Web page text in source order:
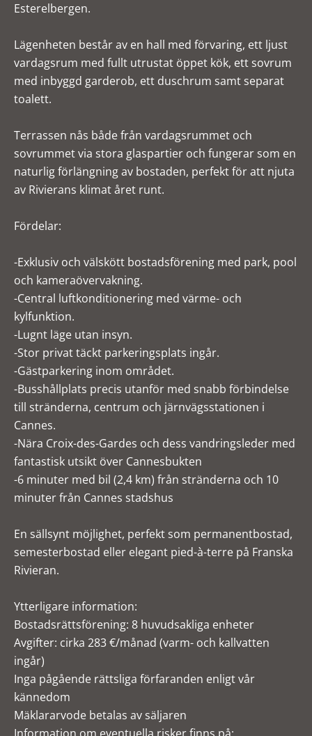
Esterelbergen.
Lägenheten består av en hall med förvaring, ett ljust
vardagsrum med fullt utrustat öppet kök, ett sovrum
med inbyggd garderob, ett duschrum samt separat
toalett.
Terrassen nås både från vardagsrummet och
sovrummet via stora glaspartier och fungerar som en
naturlig förlängning av bostaden, perfekt för att njuta
av Rivierans klimat året runt.
Fördelar:
-Exklusiv och välskött bostadsförening med park, pool
och kameraövervakning.
-Central luftkonditionering med värme- och
kylfunktion.
-Lugnt läge utan insyn.
-Stor privat täckt parkeringsplats ingår.
-Gästparkering inom området.
-Busshållplats precis utanför med snabb förbindelse
till stränderna, centrum och järnvägsstationen i
Cannes.
-Nära Croix-des-Gardes och dess vandringsleder med
fantastisk utsikt över Cannesbukten
-6 minuter med bil (2,4 km) från stränderna och 10
minuter från Cannes stadshus
En sällsynt möjlighet, perfekt som permanentbostad,
semesterbostad eller elegant pied-à-terre på Franska
Rivieran.
Ytterligare information:
Bostadsrättsförening: 8 huvudsakliga enheter
Avgifter: cirka 283 €/månad (varm- och kallvatten
ingår)
Inga pågående rättsliga förfaranden enligt vår
kännedom
Mäklararvode betalas av säljaren